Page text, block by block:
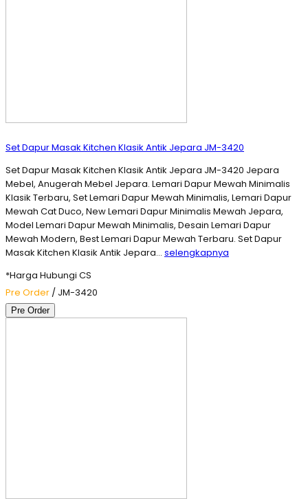
Set Dapur Masak Kitchen Klasik Antik Jepara JM-3420
Set Dapur Masak Kitchen Klasik Antik Jepara JM-3420 Jepara
Mebel, Anugerah Mebel Jepara. Lemari Dapur Mewah Minimalis
Klasik Terbaru, Set Lemari Dapur Mewah Minimalis, Lemari Dapur
Mewah Cat Duco, New Lemari Dapur Minimalis Mewah Jepara,
Model Lemari Dapur Mewah Minimalis, Desain Lemari Dapur
Mewah Modern, Best Lemari Dapur Mewah Terbaru. Set Dapur
Masak Kitchen Klasik Antik Jepara… selengkapnya
*Harga Hubungi CS
Pre Order / JM-3420
Pre Order